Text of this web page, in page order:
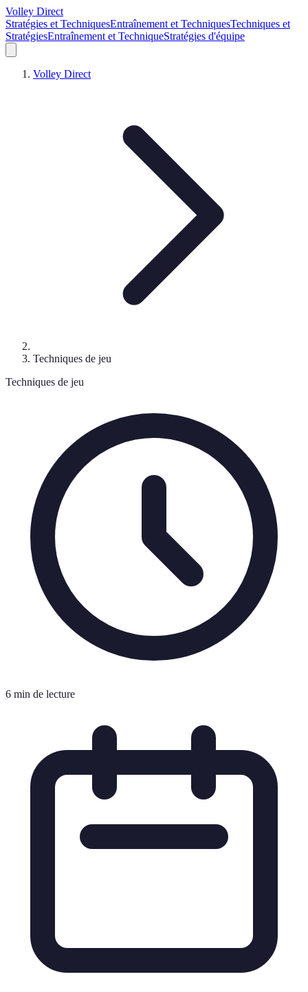
Volley Direct
Stratégies et TechniquesEntraînement et TechniquesTechniques et
StratégiesEntraînement et TechniqueStratégies d'équipe
Volley Direct
Techniques de jeu
Techniques de jeu
6 min de lecture